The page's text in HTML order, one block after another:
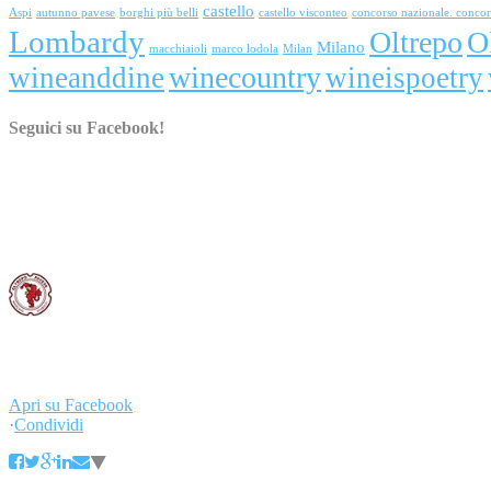
Aspi autunno pavese borghi più belli castello castello visconteo concorso nazionale.
Lombardy macchiaioli marco lodola Milan Milano Oltrepo
wineanddinewinecountrywineispoetry
Seguici su Facebook!
Apri su Facebook
·Condividi